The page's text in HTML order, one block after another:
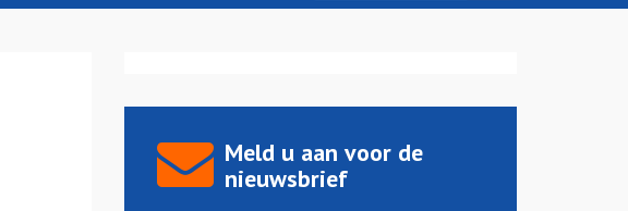
Meld u aan voor de
nieuwsbrief